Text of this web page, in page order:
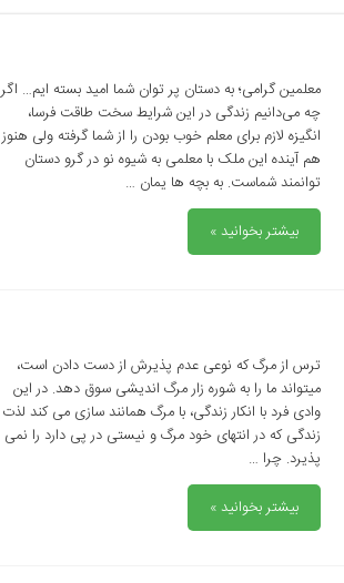
معلمین گرامی؛ به دستان پر توان شما امید بسته ایم… اگر
چه می‌دانیم زندگی در این شرایط سخت طاقت فرسا،
انگیزه لازم برای معلم خوب بودن را از شما گرفته ولی هنوز
هم آینده این ملک با معلمی به شیوه نو در گرو دستان
توانمند شماست. به بچه ها یمان …
بیشتر بخوانید »
ترس از مرگ که نوعی عدم پذیرش از دست دادن است،
میتواند ما را به شوره زار مرگ اندیشی سوق دهد. در این
وادی فرد با انکار زندگی، با مرگ همانند سازی می کند لذت
زندگی که در انتهای خود مرگ و نیستی در پی دارد را نمی
پذیرد. چرا …
بیشتر بخوانید »